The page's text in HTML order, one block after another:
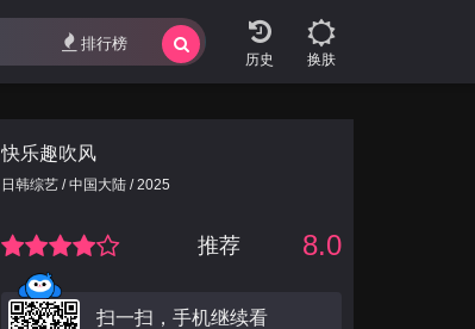
换肤
排行榜
快乐趣吹风
日韩综艺 / 中国大陆 / 2025
推荐 8.0
扫一扫，手机继续看